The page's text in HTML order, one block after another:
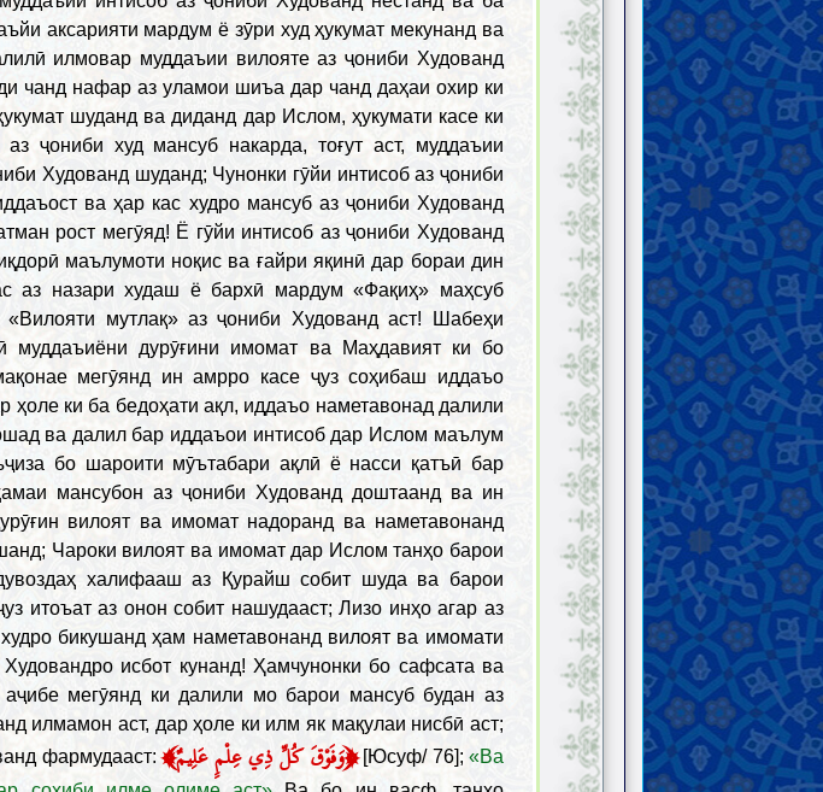
аксарияти мардум ё зӯри худ ҳукумат мекунанд ва
илмовар муддаъии вилояте аз ҷониби Худованд
чанд нафар аз уламои шиъа дар чанд даҳаи охир ки
шуданд ва диданд дар Ислом, ҳукумати касе ки
ҷониби худ мансуб накарда, тоғут аст, муддаъии
Худованд шуданд; Чунонки гӯйи интисоб аз ҷониби
ва ҳар кас худро мансуб аз ҷониби Худованд
рост мегӯяд! Ё гӯйи интисоб аз ҷониби Худованд
маълумоти ноқис ва ғайри яқинӣ дар бораи дин
аз назари худаш ё бархӣ мардум «Фақиҳ» маҳсуб
мутлақ» аз ҷониби Худованд аст! Шабеҳи
муддаъиёни дурӯғини имомат ва Маҳдавият ки бо
мегӯянд ин амрро касе ҷуз соҳибаш иддаъо
ҳоле ки ба бедоҳати ақл, иддаъо наметавонад далили
ва далил бар иддаъои интисоб дар Ислом маълум
бо шароити мӯътабари ақлӣ ё насси қатъӣ бар
мансубон аз ҷониби Худованд доштаанд ва ин
вилоят ва имомат надоранд ва наметавонанд
Чароки вилоят ва имомат дар Ислом танҳо барои
халифааш аз Қурайш собит шуда ва барои
итоъат аз онон собит нашудааст; Лизо инҳо агар аз
бикушанд ҳам наметавонанд вилоят ва имомати
Худовандро исбот кунанд! Ҳамчунонки бо сафсата ва
мегӯянд ки далили мо барои мансуб будан аз
илмамон аст, дар ҳоле ки илм як мақулаи нисбӣ аст;
фармудааст:
﴿وَفَوْقَ كُلِّ ذِي عِلْمٍ عَلِيمٌ﴾ [Юсуф/ 76]; «Ва